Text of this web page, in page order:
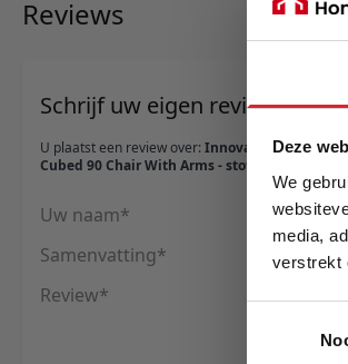
Deze
We
media,
verstrekt
Reviews
Schrijf uw eigen review
U plaatst een review over: Innovation Living
Cubed 90 Chair With Arms - stof 518
Uw naam
Samenvatting
Review